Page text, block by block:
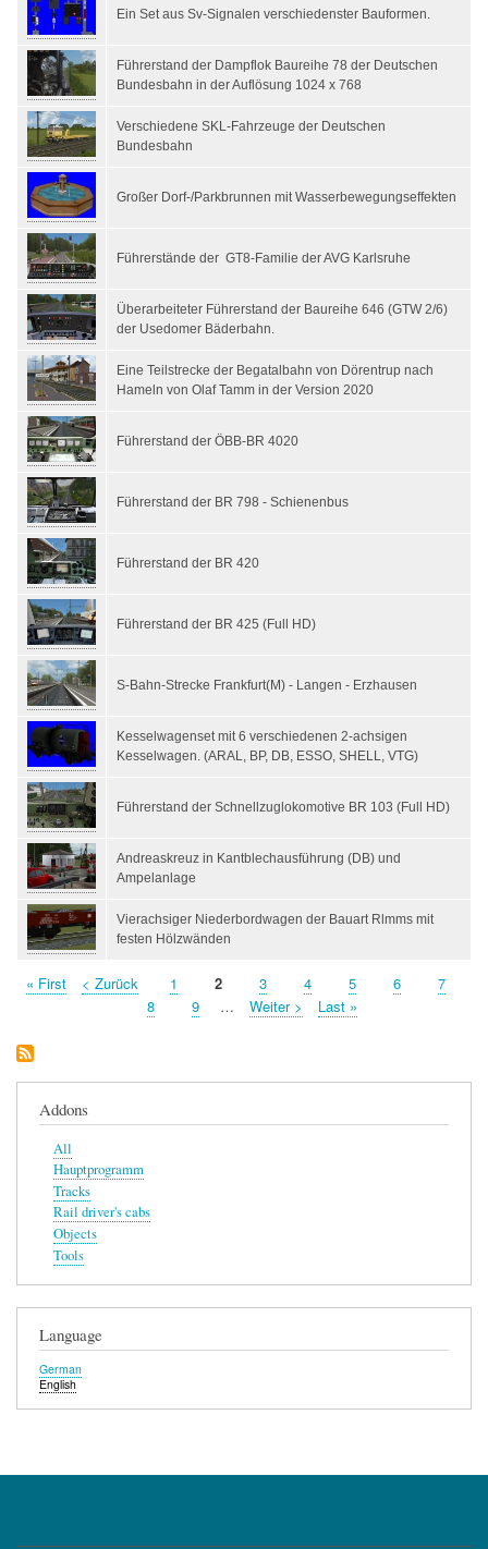
Ein Set aus Sv-Signalen verschiedenster Bauformen.
Führerstand der Dampflok Baureihe 78 der Deutschen
Bundesbahn in der Auflösung 1024 x 768
Verschiedene SKL-Fahrzeuge der Deutschen
Bundesbahn
Großer Dorf-/Parkbrunnen mit Wasserbewegungseffekten
Führerstände der GT8-Familie der AVG Karlsruhe
Überarbeiteter Führerstand der Baureihe 646 (GTW 2/6)
der Usedomer Bäderbahn.
Eine Teilstrecke der Begatalbahn von Dörentrup nach
Hameln von Olaf Tamm in der Version 2020
Führerstand der ÖBB-BR 4020
Führerstand der BR 798 - Schienenbus
Führerstand der BR 420
Führerstand der BR 425 (Full HD)
S-Bahn-Strecke Frankfurt(M) - Langen - Erzhausen
Kesselwagenset mit 6 verschiedenen 2-achsigen
Kesselwagen. (ARAL, BP, DB, ESSO, SHELL, VTG)
Führerstand der Schnellzuglokomotive BR 103 (Full HD)
Andreaskreuz in Kantblechausführung (DB) und
Ampelanlage
Vierachsiger Niederbordwagen der Bauart Rlmms mit
festen Hölzwänden
Pagination
First
« First
Previous
< Zurück Page
1 Page
2 Page
3 Page
4 Page
5 Page
6 Page
7
Page
8 Page
9 …
Next
Weiter >
Last
Last »
Addons
All
Hauptprogramm
Tracks
Rail driver's cabs
Objects
Tools
Language
German
English